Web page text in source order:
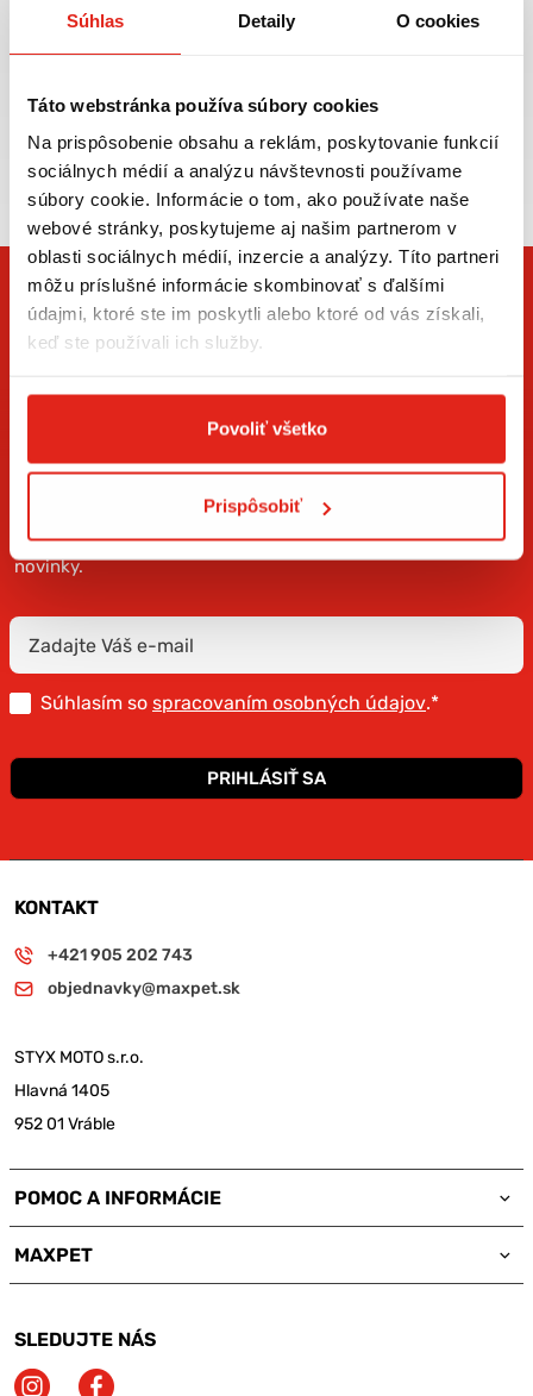
Súhlas Detaily O cookies
Táto webstránka používa súbory cookies
Na prispôsobenie obsahu a reklám, poskytovanie funkcií
sociálnych médií a analýzu návštevnosti používame
súbory cookie. Informácie o tom, ako používate naše
webové stránky, poskytujeme aj našim partnerom v
oblasti sociálnych médií, inzercie a analýzy. Títo partneri
môžu príslušné informácie skombinovať s ďalšími
údajmi, ktoré ste im poskytli alebo ktoré od vás získali,
keď ste používali ich služby.
Povoliť všetko
Prispôsobiť
VIAC INFO
VIAC INFO
Zasielame aj do ČR,
doprava už od 5€
ZÍSKAJTE NOVINKY AKO PRVÝ
Prihláste sa na odber newslettera a buďte prvý, kto má
novinky.
Súhlasím so spracovaním osobných údajov.*
PRIHLÁSIŤ SA
KONTAKT
+421 905 202 743
objednavky@maxpet.sk
STYX MOTO s.r.o.
Hlavná 1405
952 01 Vráble
POMOC A INFORMÁCIE
MAXPET
SLEDUJTE NÁS